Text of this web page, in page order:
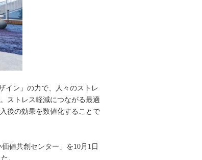
イン」の力で、人々のストレ
ストレス軽減につながる最適
後の効果を数値化することで
値共創センター」を10月1日
。